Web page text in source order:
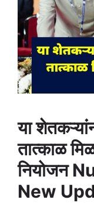
या
तात्काळ
नियोजन
New